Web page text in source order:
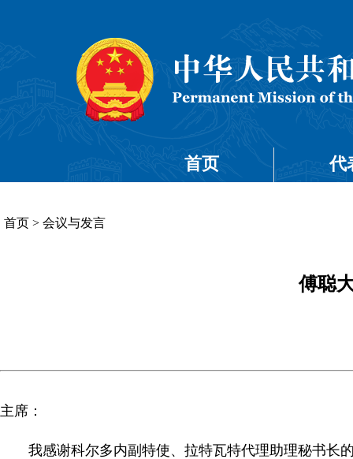
首页 代
首页 > 会议与发言
傅聪
主席：
我感谢科尔多内副特使、拉特瓦特代理助理秘书长